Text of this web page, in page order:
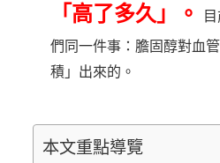
「高了多久」。
們同一件事：膽固醇對血
積」出來的。
本文重點導覽